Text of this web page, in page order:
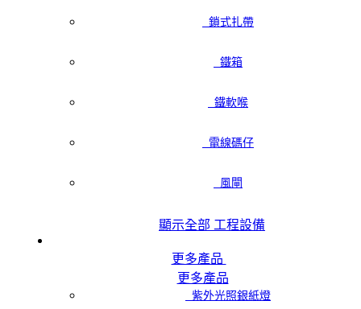
鎖式扎帶
鐵箱
鐵軟喉
電線碼仔
風閘
顯示全部 工程設備
更多產品
更多產品
紫外光照銀紙燈